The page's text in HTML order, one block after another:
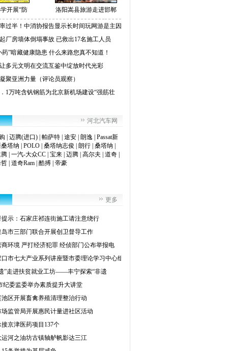
开展“防 洛阳嵩县旅游走进邯郸
过半！中消协报告显示长时间玩网游是主因
厂房墙体倒塌事故 已救出17名施工人员
药”暗藏健康隐患 什么来路您真不知道！
多元文明在交流互鉴中绽放时代光彩
聚亚洲力量（评论员观察）
1万吨含钒钢筋为北京新机场建设“强筋壮
河北汽车网
迈腾(进口) 帕萨特 途安 朗逸
Passat新
塔纳 POLO 桑塔纳志俊 朗行 桑塔纳
一汽-大众CC 宝来 迈腾 高尔夫 道奇
道奇Ram 酷搏 帝豪
更多
提示：石家庄祁连街施工请注意绕行
岛市三部门联合开展创卫督导工作
商环境 严打经济犯罪 经侦部门公布举报电
口市七大产业系列讲座暨市委理论学习中心组
”走进扶贫就业工坊——丰宁探索“非遗
纪委监委举办素质提升大讲堂
池区开展畜禽养殖清理整治行动
场监管局开展惠民计量进社区活动
京津医药项目137个
运河之油坊古镇轴舻帆影达三江